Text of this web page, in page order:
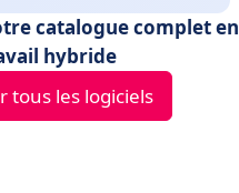
catalogue complet en
hybride
tous les logiciels